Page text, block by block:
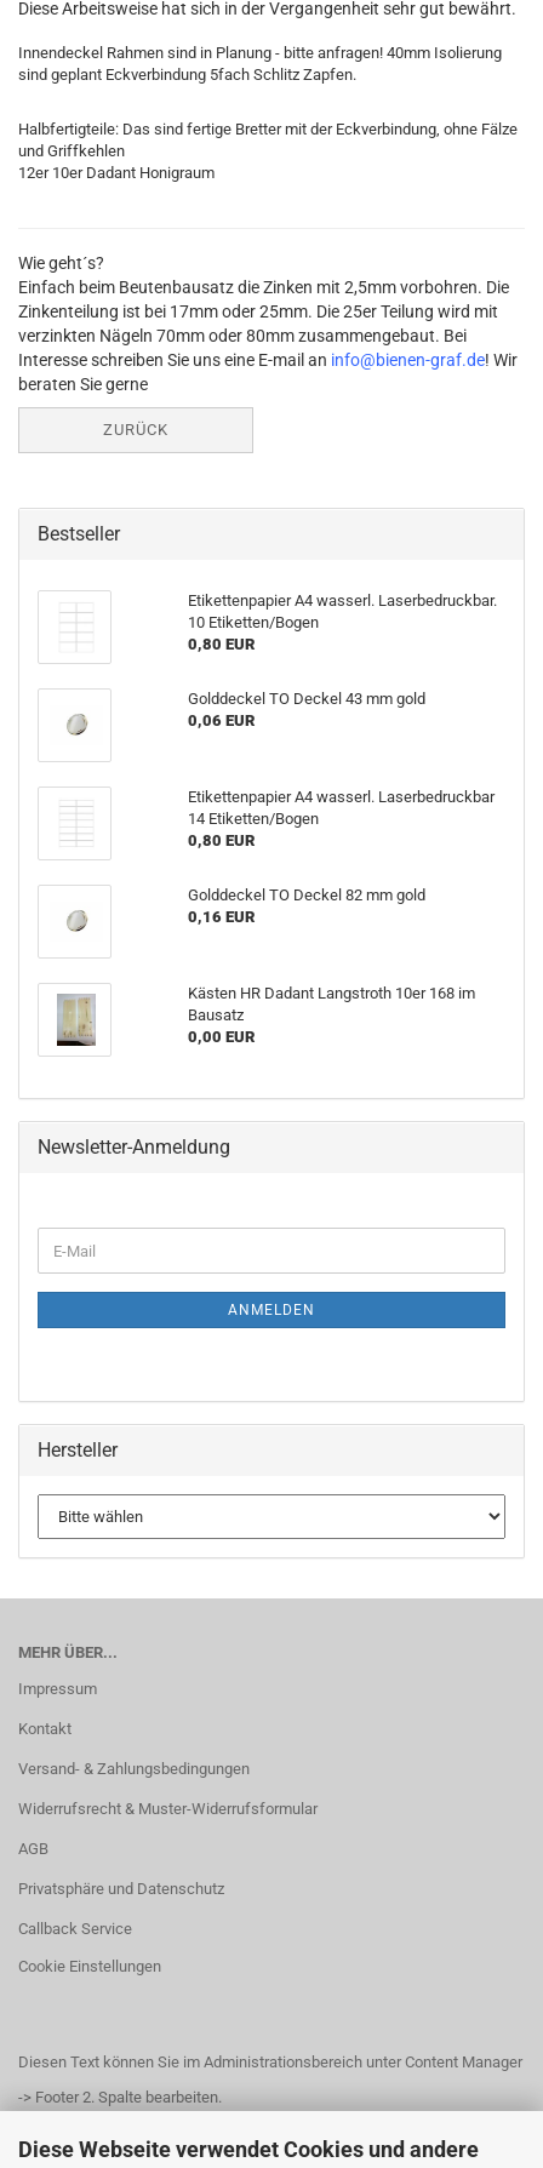
Diese Webseite verwendet Cookies und andere
Diese Arbeitsweise hat sich in der Vergangenheit sehr gut bewährt.
Innendeckel Rahmen sind in Planung - bitte anfragen! 40mm Isolierung
sind geplant Eckverbindung 5fach Schlitz Zapfen.
Halbfertigteile: Das sind fertige Bretter mit der Eckverbindung, ohne Fälze
und Griffkehlen
12er 10er Dadant Honigraum
Wie geht´s?
Einfach beim Beutenbausatz die Zinken mit 2,5mm vorbohren. Die
Zinkenteilung ist bei 17mm oder 25mm. Die 25er Teilung wird mit
verzinkten Nägeln 70mm oder 80mm zusammengebaut. Bei
Interesse schreiben Sie uns eine E-mail an info@bienen-graf.de! Wir
beraten Sie gerne
ZURÜCK
Bestseller
Etikettenpapier A4 wasserl. Laserbedruckbar.
10 Etiketten/Bogen
0,80 EUR
Golddeckel TO Deckel 43 mm gold
0,06 EUR
Etikettenpapier A4 wasserl. Laserbedruckbar
14 Etiketten/Bogen
0,80 EUR
Golddeckel TO Deckel 82 mm gold
0,16 EUR
Kästen HR Dadant Langstroth 10er 168 im
Bausatz
0,00 EUR
Newsletter-Anmeldung
ZUR
E-
Mail
ANMELDEN
Hersteller
MEHR ÜBER...
Impressum
Kontakt
Versand- & Zahlungsbedingungen
Widerrufsrecht & Muster-Widerrufsformular
AGB
Privatsphäre und Datenschutz
Callback Service
Cookie Einstellungen
Diesen Text können Sie im Administrationsbereich unter Content Manager
-> Footer 2. Spalte bearbeiten.